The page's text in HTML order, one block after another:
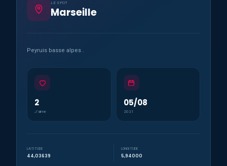
LE SPOT
Marseille
Peyruis basse alpes .
2
J’aime
05/08
2021
LATITUDE
44,03639
LONGITUDE
5,94000